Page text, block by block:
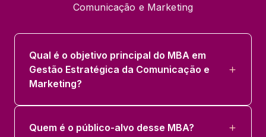
Comunicação e Marketing
Qual é o objetivo principal do MBA em
Gestão Estratégica da Comunicação e
Marketing?
Quem é o público-alvo desse MBA?